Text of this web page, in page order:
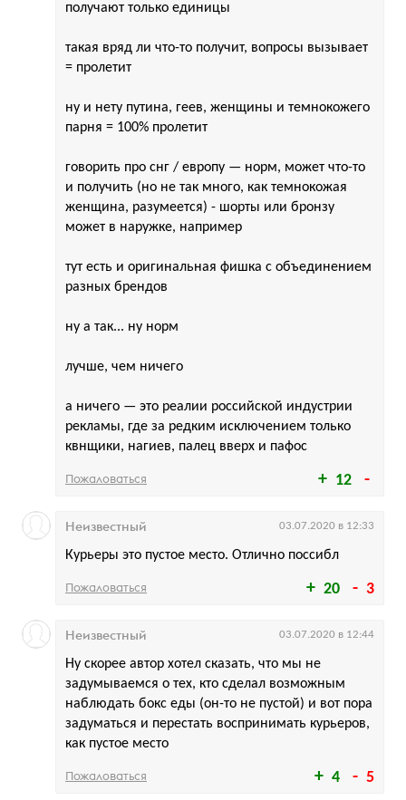
12
получают только единицы
такая вряд ли что-то получит, вопросы вызывает
= пролетит
ну и нету путина, геев, женщины и темнокожего
парня = 100% пролетит
говорить про снг / европу — норм, может что-то
и получить (но не так много, как темнокожая
женщина, разумеется) - шорты или бронзу
может в наружке, например
тут есть и оригинальная фишка с объединением
разных брендов
ну а так... ну норм
лучше, чем ничего
а ничего — это реалии российской индустрии
рекламы, где за редким исключением только
квнщики, нагиев, палец вверх и пафос
Пожаловаться
20 3
Курьеры это пустое место. Отлично поссибл
Неизвестный 03.07.2020 в 12:33
Пожаловаться
4 5
Ну скорее автор хотел сказать, что мы не
задумываемся о тех, кто сделал возможным
наблюдать бокс еды (он-то не пустой) и вот пора
задуматься и перестать воспринимать курьеров,
как пустое место
Неизвестный 03.07.2020 в 12:44
Пожаловаться